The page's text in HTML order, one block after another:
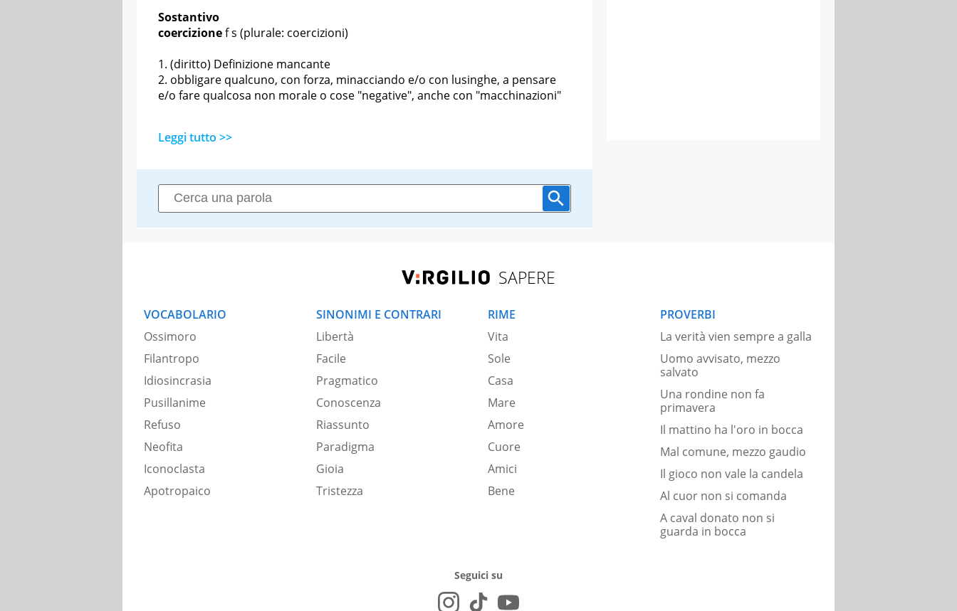
Sostantivo
coercizionef s (plurale: coercizioni)
(diritto) Definizione mancante
obbligare qualcuno, con forza, minacciando e/o con lusinghe, a pensare
e/o fare qualcosa non morale o cose "negative", anche con "macchinazioni"
Leggi tutto >>
SAPERE
VOCABOLARIO
Ossimoro
Filantropo
Idiosincrasia
Pusillanime
Refuso
Neofita
Iconoclasta
Apotropaico
SINONIMI E CONTRARI
Libertà
Facile
Pragmatico
Conoscenza
Riassunto
Paradigma
Gioia
Tristezza
RIME
Vita
Sole
Casa
Mare
Amore
Cuore
Amici
Bene
PROVERBI
La verità vien sempre a galla
Uomo avvisato, mezzo
salvato
Una rondine non fa
primavera
Il mattino ha l'oro in bocca
Mal comune, mezzo gaudio
Il gioco non vale la candela
Al cuor non si comanda
A caval donato non si
guarda in bocca
Seguici su